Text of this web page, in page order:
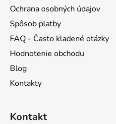
Ochrana osobných údajov
Spôsob platby
FAQ - Často kladené otázky
Hodnotenie obchodu
Blog
Kontakty
Kontakt